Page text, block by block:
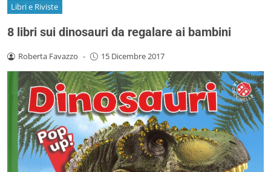
Libri e Riviste
8 libri sui dinosauri da regalare ai bambini
Roberta Favazzo - 15 Dicembre 2017